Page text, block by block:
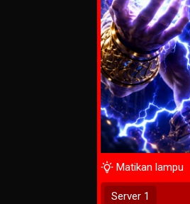
Tunggu 2
Matikan lampu
Server 1